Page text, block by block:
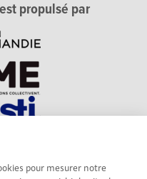
pour mesurer notre
propulsé par
en Normandie.